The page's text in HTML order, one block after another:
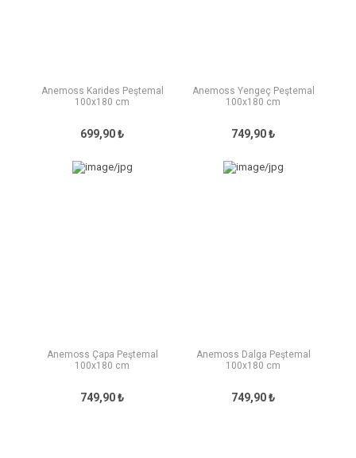
Anemoss Karides Peştemal
100x180 cm
699,90 ₺
Anemoss Yengeç Peştemal
100x180 cm
749,90 ₺
Anemoss Çapa Peştemal
100x180 cm
749,90 ₺
Anemoss Dalga Peştemal
100x180 cm
749,90 ₺